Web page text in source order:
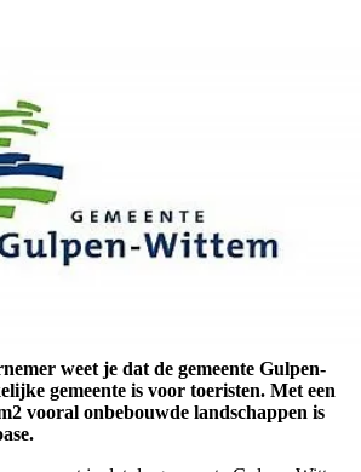
weet je dat de gemeente Gulpen-
gemeente is voor toeristen. Met een
vooral onbebouwde landschappen is